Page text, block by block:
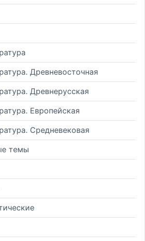
Древневосточная
Древнерусская
Европейская
Средневековая
темы